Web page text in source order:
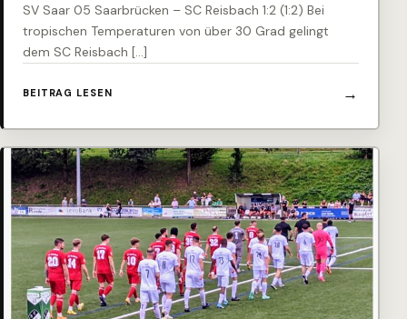
SV Saar 05 Saarbrücken – SC Reisbach 1:2 (1:2) Bei
tropischen Temperaturen von über 30 Grad gelingt
dem SC Reisbach […]
BEITRAG LESEN